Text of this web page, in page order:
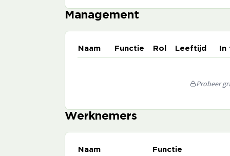
Management
Naam Functie Rol Leeftijd
Probeer
Werknemers
Naam Functie